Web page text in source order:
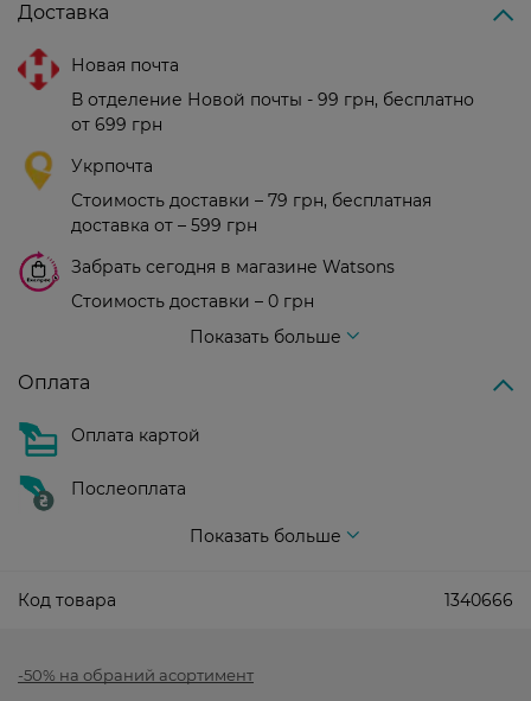
Доставка
Новая почта
В отделение Новой почты - 99 грн, бесплатно
от 699 грн
Укрпочта
Стоимость доставки – 79 грн, бесплатная
доставка от – 599 грн
Забрать сегодня в магазине Watsons
Стоимость доставки – 0 грн
Показать больше
Оплата
Оплата картой
Послеоплата
Показать больше
Код товара 1340666
-50% на обраний асортимент